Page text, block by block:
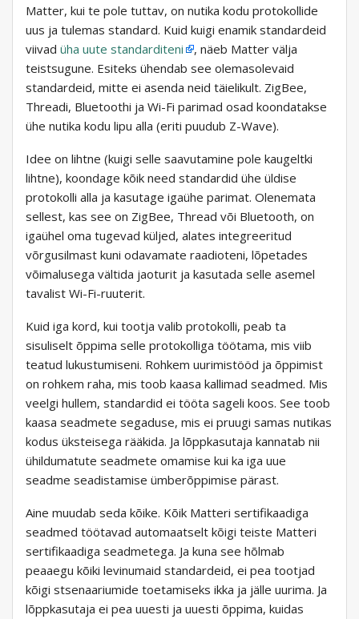
Matter, kui te pole tuttav, on nutika kodu protokollide
uus ja tulemas standard. Kuid kuigi enamik standardeid
viivad üha uute standarditeni
, näeb Matter välja
teistsugune. Esiteks ühendab see olemasolevaid
standardeid, mitte ei asenda neid täielikult. ZigBee,
Threadi, Bluetoothi ​​ja Wi-Fi parimad osad koondatakse
ühe nutika kodu lipu alla (eriti puudub Z-Wave).
Idee on lihtne (kuigi selle saavutamine pole kaugeltki
lihtne), koondage kõik need standardid ühe üldise
protokolli alla ja kasutage igaühe parimat. Olenemata
sellest, kas see on ZigBee, Thread või Bluetooth, on
igaühel oma tugevad küljed, alates integreeritud
võrgusilmast kuni odavamate raadioteni, lõpetades
võimalusega vältida jaoturit ja kasutada selle asemel
tavalist Wi-Fi-ruuterit.
Kuid iga kord, kui tootja valib protokolli, peab ta
sisuliselt õppima selle protokolliga töötama, mis viib
teatud lukustumiseni. Rohkem uurimistööd ja õppimist
on rohkem raha, mis toob kaasa kallimad seadmed. Mis
veelgi hullem, standardid ei tööta sageli koos. See toob
kaasa seadmete segaduse, mis ei pruugi samas nutikas
kodus üksteisega rääkida. Ja lõppkasutaja kannatab nii
ühildumatute seadmete omamise kui ka iga uue
seadme seadistamise ümberõppimise pärast.
Aine muudab seda kõike. Kõik Matteri sertifikaadiga
seadmed töötavad automaatselt kõigi teiste Matteri
sertifikaadiga seadmetega. Ja kuna see hõlmab
peaaegu kõiki levinumaid standardeid, ei pea tootjad
kõigi stsenaariumide toetamiseks ikka ja jälle uurima. Ja
lõppkasutaja ei pea uuesti ja uuesti õppima, kuidas